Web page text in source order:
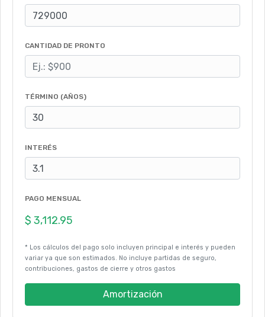
CANTIDAD DE PRONTO
TÉRMINO (AÑOS)
INTERÉS
PAGO MENSUAL
* Los cálculos del pago solo incluyen principal e interés y pueden
variar ya que son estimados. No incluye partidas de seguro,
contribuciones, gastos de cierre y otros gastos
Amortización